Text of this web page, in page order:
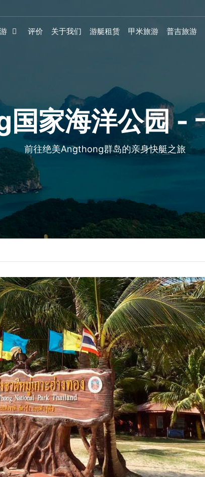
评价 关于我们 游艇租赁 甲米旅游 普吉旅游
家海洋公园 -
前往绝美Angthong群岛的亲身快艇之旅